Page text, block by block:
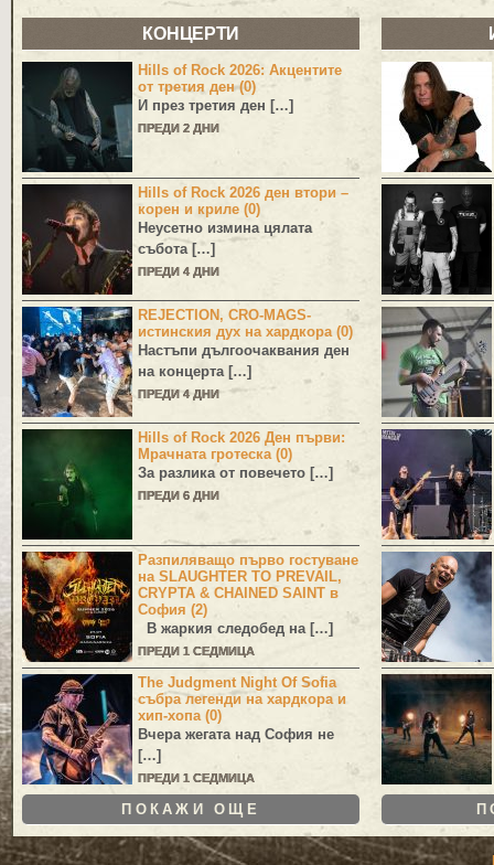
КОНЦЕРТИ
Hills of Rock 2026: Акцентите
от третия ден (0)
И през третия ден […]
ПРЕДИ 2 ДНИ
Hills of Rock 2026 ден втори –
корен и криле (0)
Неусетно измина цялата
събота […]
ПРЕДИ 4 ДНИ
REJECTION, CRO-MAGS-
истинския дух на хардкора (0)
Настъпи дългоочаквания ден
на концерта […]
ПРЕДИ 4 ДНИ
Hills of Rock 2026 Ден първи:
Мрачната гротеска (0)
За разлика от повечето […]
ПРЕДИ 6 ДНИ
Разпиляващо първо гостуване
на SLAUGHTER TO PREVAIL,
CRYPTA & CHAINED SAINT в
София (2)
В жаркия следобед на […]
ПРЕДИ 1 СЕДМИЦА
The Judgment Night Of Sofia
събра легенди на хардкора и
хип-хопа (0)
Вчера жегата над София не
[…]
ПРЕДИ 1 СЕДМИЦА
ПОКАЖИ ОЩЕ